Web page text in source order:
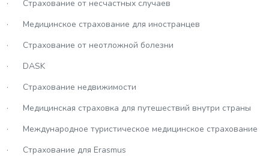
· Страхование от несчастных случаев
· Медицинское страхование для иностранцев
· Страхование от неотложной болезни
· DASK
· Страхование недвижимости
· Медицинская страховка для путешествий внутри страны
· Международное туристическое медицинское страхование
· Страхование для Erasmus